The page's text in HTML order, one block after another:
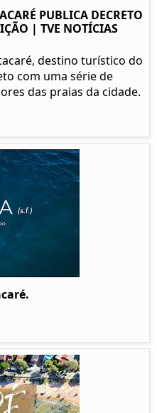
PUBLICA DECRETO
| TVE NOTÍCIAS
destino turístico do
com uma série de
das praias da cidade.